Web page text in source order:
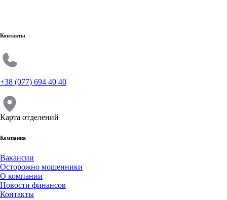
Контакты
+38 (077) 694 40 40
Карта отделений
Компания
Вакансии
Осторожно мошенники
О компании
Новости финансов
Контакты